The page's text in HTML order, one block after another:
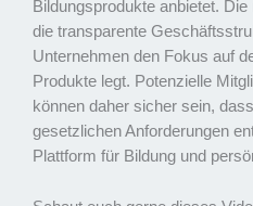
Bildungsprodukte anbietet.
die transparente
Unternehmen den Fokus auf
Produkte legt. Potenzielle
können daher sicher sein,
gesetzlichen Anforderungen
Plattform für Bildung und